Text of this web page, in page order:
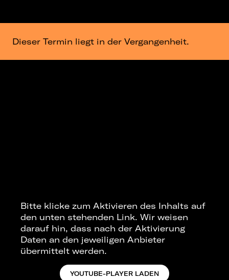
Dieser Termin liegt in der Vergangenheit.
Bitte klicke zum Aktivieren des Inhalts auf
den unten stehenden Link. Wir weisen
darauf hin, dass nach der Aktivierung
Daten an den jeweiligen Anbieter
übermittelt werden.
YOUTUBE-PLAYER LADEN